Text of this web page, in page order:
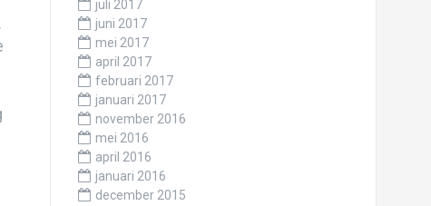
juli 2017
juni 2017
mei 2017
april 2017
februari 2017
januari 2017
november 2016
mei 2016
april 2016
januari 2016
december 2015